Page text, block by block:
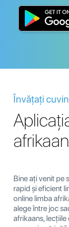
Învățați
Bine ați venit pe
rapid și eficient
online limba
alege între joc
afrikaans,